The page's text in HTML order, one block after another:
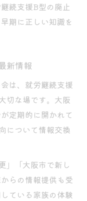
続支援B型の廃止
期に正しい知識を
新情報
は、就労継続支援
切な場です。大阪
定期的に開かれて
について情報交換
」「大阪市で新し
らの情報提供も受
ている家族の体験